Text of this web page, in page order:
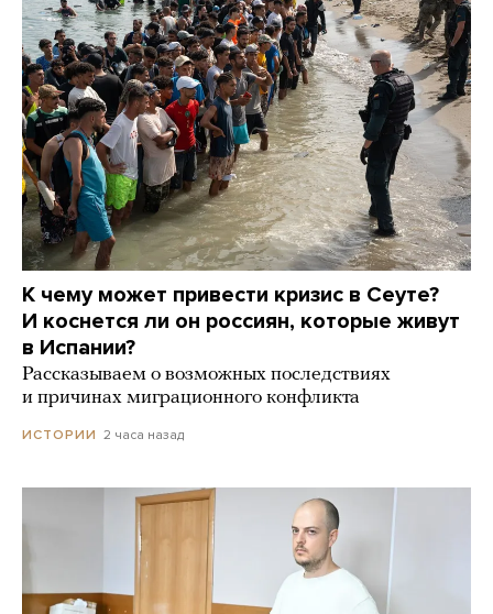
К чему может привести кризис в Сеуте?
И коснется ли он россиян, которые живут
в Испании?
Рассказываем о возможных последствиях
и причинах миграционного конфликта
ИСТОРИИ 2 часа назад